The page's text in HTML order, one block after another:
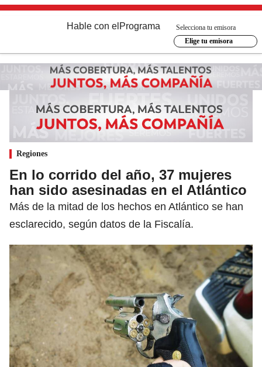
Hable con el Programa
Selecciona tu emisora
Elige tu emisora
Regiones
En lo corrido del año, 37 mujeres
han sido asesinadas en el Atlántico
Más de la mitad de los hechos en Atlántico se han
esclarecido, según datos de la Fiscalía.